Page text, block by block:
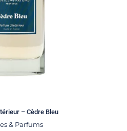
– Cèdre Bleu
& Parfums